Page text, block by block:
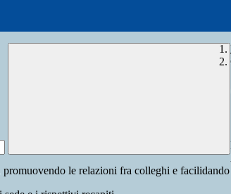
le relazioni fra colleghi e